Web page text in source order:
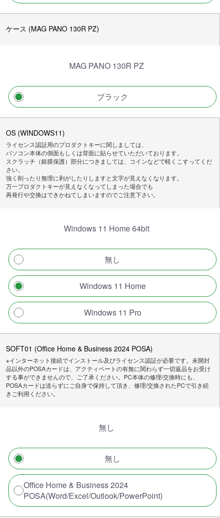
ケース (MAG PANO 130R PZ)
MAG PANO 130R PZ
ブラック
OS (WINDOWS11)
ライセンス認証用のプロダクトキーに関しましては、
パソコン本体の側面もしくは背面に貼らせていただいております。
スクラッチ（銀膜保護）部分につきましては、コインなどで軽くこすってくだ
さい。
強く削ったり無理に剥がしたりしますと文字が見えなくなります。
万一プロダクトキーが見えなくなってしまった場合でも
再発行や交換はできかねてしまいますのでご注意下さい。
Windows 11 Home 64bit
無し
Windows 11 Home
Windows 11 Pro
SOFT01 (Office Home & Business 2024 POSA)
※インターネット接続でインストール及びライセンス認証が必要です。未開封
品以外のPOSAカードは、アクティベートの有無に関わらず一切返品をお受け
する事ができませんので、ご了承ください。PC本体の修理/交換時にも、
POSAカードは送らずにご自身で保持して頂き、修理/交換されたPCで引き続
きご利用ください。
無し
無し
Office Home & Business 2024
POSA(Word/Excel/Outlook/PowerPoint)